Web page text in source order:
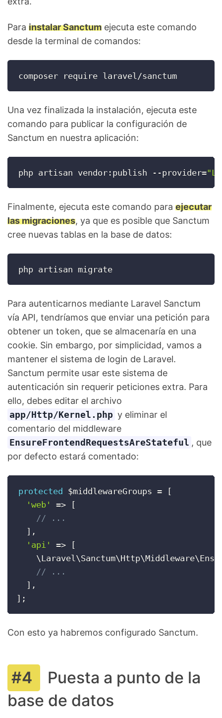
Para instalar Sanctum ejecuta este comando
desde la terminal de comandos:
composer require laravel/sanctum
Una vez finalizada la instalación, ejecuta este
comando para publicar la configuración de
Sanctum en nuestra aplicación:
php artisan vendor:publish --provider=
Finalmente, ejecuta este comando para ejecutar
las migraciones, ya que es posible que Sanctum
cree nuevas tablas en la base de datos:
php artisan migrate
Para autenticarnos mediante Laravel Sanctum
vía API, tendríamos que enviar una petición para
obtener un token, que se almacenaría en una
cookie. Sin embargo, por simplicidad, vamos a
mantener el sistema de login de Laravel.
Sanctum permite usar este sistema de
autenticación sin requerir peticiones extra. Para
ello, debes editar el archivo
app/Http/Kernel.php y eliminar el
comentario del middleware
EnsureFrontendRequestsAreStateful , que
por defecto estará comentado:
protected $middlewareGroups =
[
'web'
=>
[
// ...
] ,
'api'
=>
[
    \
Laravel \Sanctum\Http\Middleware\
// ...
] ,
] ;
Con esto ya habremos configurado Sanctum.
Puesta a punto de la
base de datos